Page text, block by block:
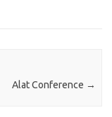
Alat Conference →